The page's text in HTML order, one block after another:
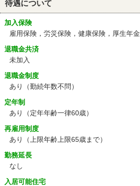
待遇について
加入保険
雇用保険，労災保険，健康保険，厚生年金
退職金共済
未加入
退職金制度
あり（勤続年数不問）
定年制
あり
（定年年齢一律60歳）
再雇用制度
あり
（上限年齢上限65歳まで）
勤務延長
なし
入居可能住宅